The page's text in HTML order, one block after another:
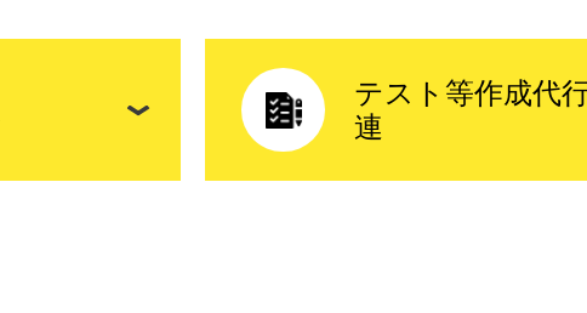
テスト等作成代
連